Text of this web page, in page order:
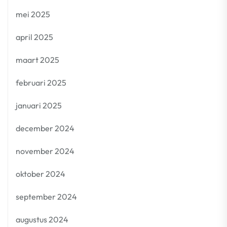
mei 2025
april 2025
maart 2025
februari 2025
januari 2025
december 2024
november 2024
oktober 2024
september 2024
augustus 2024